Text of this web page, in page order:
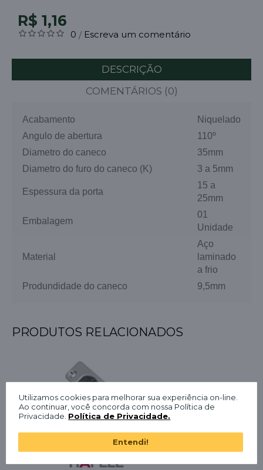
R$ 1,16
0 / Escreva um comentário
DESCRIÇÃO
COMENTÁRIOS (0)
Acabamento
Niquelado
Angulo de abertura
110º
Diametro do caneco
35mm
Diametro do furo do caneco (K)
3 a 5mm
Espessura da porta
15 a
25mm
Embalagem
01
Unidade
Material
Aço
laminado
a frio
Produndidade do caneco
9,5mm
PRODUTOS RELACIONADOS
Utilizamos cookies para melhorar sua experiência on-line.
Ao continuar, você concorda com nossa Política de
Privacidade. Política de Privacidade.
Entendi!